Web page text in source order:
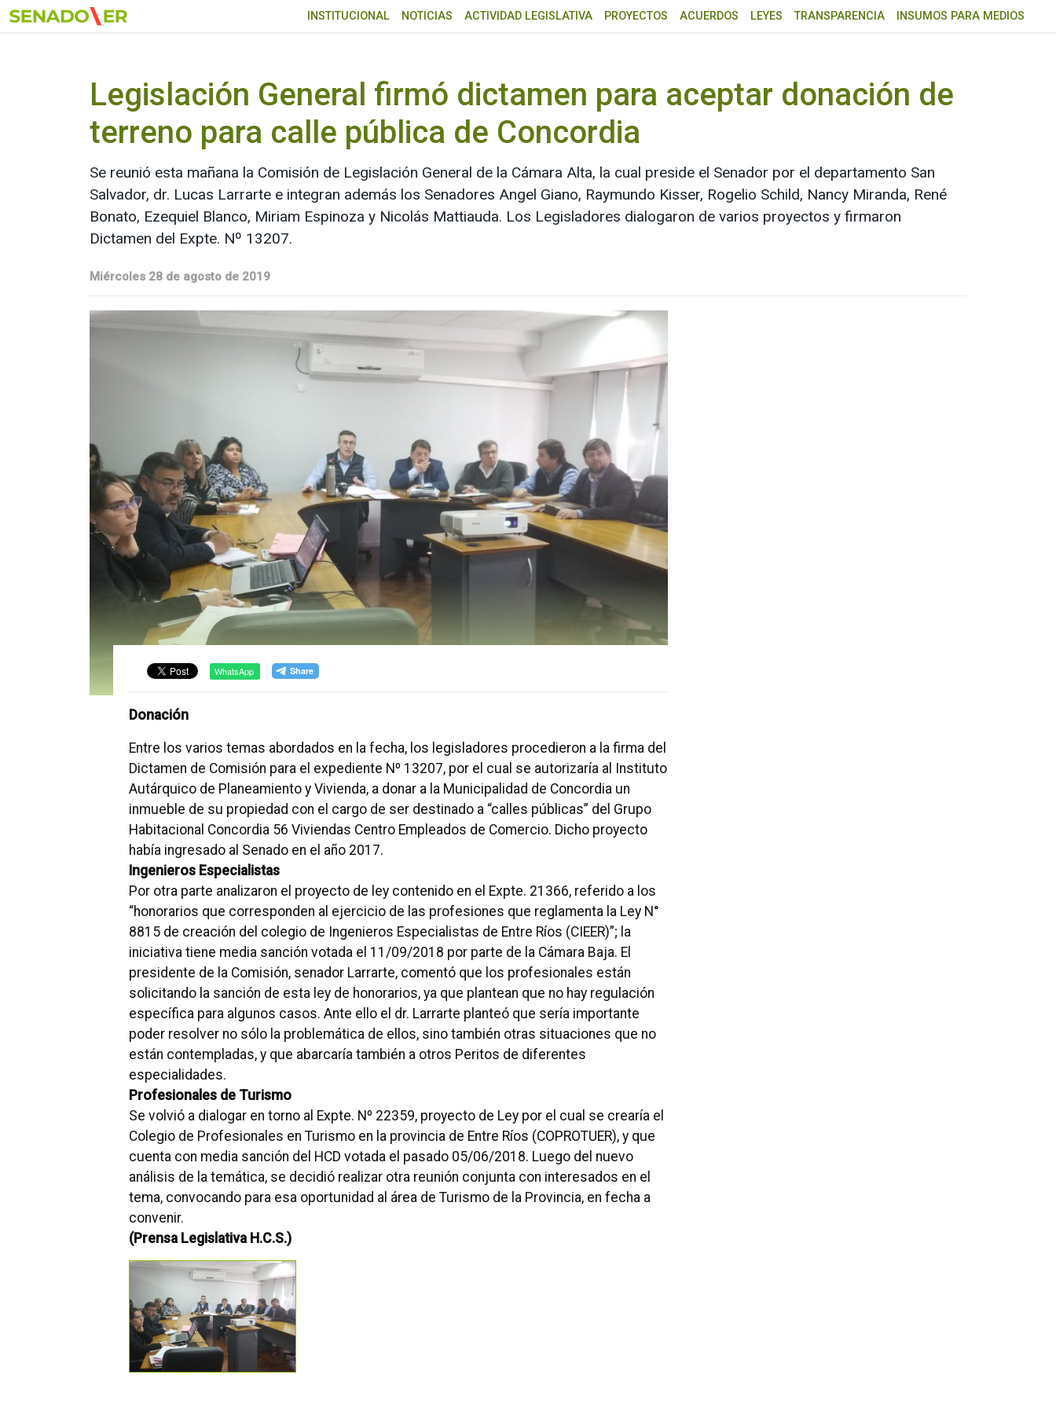
Ir al menú principal
INSTITUCIONAL NOTICIAS ACTIVIDAD LEGISLATIVA PROYECTOS ACUERDOS LEYES TRANSPARENCIA INSUMOS PARA MEDIOS
Legislación General firmó dictamen para aceptar donación de
terreno para calle pública de Concordia
Se reunió esta mañana la Comisión de Legislación General de la Cámara Alta, la cual preside el Senador por el departamento San
Salvador, dr. Lucas Larrarte e integran además los Senadores Angel Giano, Raymundo Kisser, Rogelio Schild, Nancy Miranda, René
Bonato, Ezequiel Blanco, Miriam Espinoza y Nicolás Mattiauda. Los Legisladores dialogaron de varios proyectos y firmaron
Dictamen del Expte. Nº 13207.
Miércoles 28 de agosto de 2019
WhatsApp
Donación
Entre los varios temas abordados en la fecha, los legisladores procedieron a la firma del
Dictamen de Comisión para el expediente Nº 13207, por el cual se autorizaría al Instituto
Autárquico de Planeamiento y Vivienda, a donar a la Municipalidad de Concordia un
inmueble de su propiedad con el cargo de ser destinado a “calles públicas” del Grupo
Habitacional Concordia 56 Viviendas Centro Empleados de Comercio. Dicho proyecto
había ingresado al Senado en el año 2017.
Ingenieros Especialistas
Por otra parte analizaron el proyecto de ley contenido en el Expte. 21366, referido a los
“honorarios que corresponden al ejercicio de las profesiones que reglamenta la Ley N°
8815 de creación del colegio de Ingenieros Especialistas de Entre Ríos (CIEER)”; la
iniciativa tiene media sanción votada el 11/09/2018 por parte de la Cámara Baja. El
presidente de la Comisión, senador Larrarte, comentó que los profesionales están
solicitando la sanción de esta ley de honorarios, ya que plantean que no hay regulación
específica para algunos casos. Ante ello el dr. Larrarte planteó que sería importante
poder resolver no sólo la problemática de ellos, sino también otras situaciones que no
están contempladas, y que abarcaría también a otros Peritos de diferentes
especialidades.
Profesionales de Turismo
Se volvió a dialogar en torno al Expte. Nº 22359, proyecto de Ley por el cual se crearía el
Colegio de Profesionales en Turismo en la provincia de Entre Ríos (COPROTUER), y que
cuenta con media sanción del HCD votada el pasado 05/06/2018. Luego del nuevo
análisis de la temática, se decidió realizar otra reunión conjunta con interesados en el
tema, convocando para esa oportunidad al área de Turismo de la Provincia, en fecha a
convenir.
(Prensa Legislativa H.C.S.)